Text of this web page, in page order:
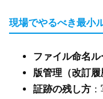
現場でやるべき最小
ファイル命名ル
版管理（改訂履
証跡の残し方